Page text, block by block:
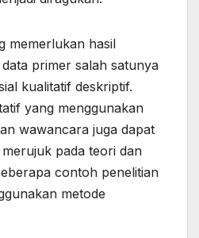
memerlukan hasil
primer salah satunya
kualitatif deskriptif.
yang menggunakan
wawancara juga dapat
pada teori dan
contoh penelitian
metode